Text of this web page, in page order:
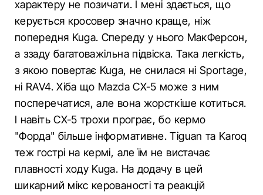
характеру не позичати. І мені здається, що
керується кросовер значно краще, ніж
попередня Kuga. Спереду у нього МакФерсон,
а ззаду багатоважільна підвіска. Така легкість,
з якою повертає Kuga, не снилася ні Sportage,
ні RAV4. Хіба що Mazda СХ-5 може з ним
посперечатися, але вона жорсткіше котиться.
І навіть СХ-5 трохи програє, бо кермо
"Форда" більше інформативне. Tiguan та Karoq
теж гострі на кермі, але їм не вистачає
плавності ходу Kuga. На додачу в цей
шикарний мікс керованості та реакцій